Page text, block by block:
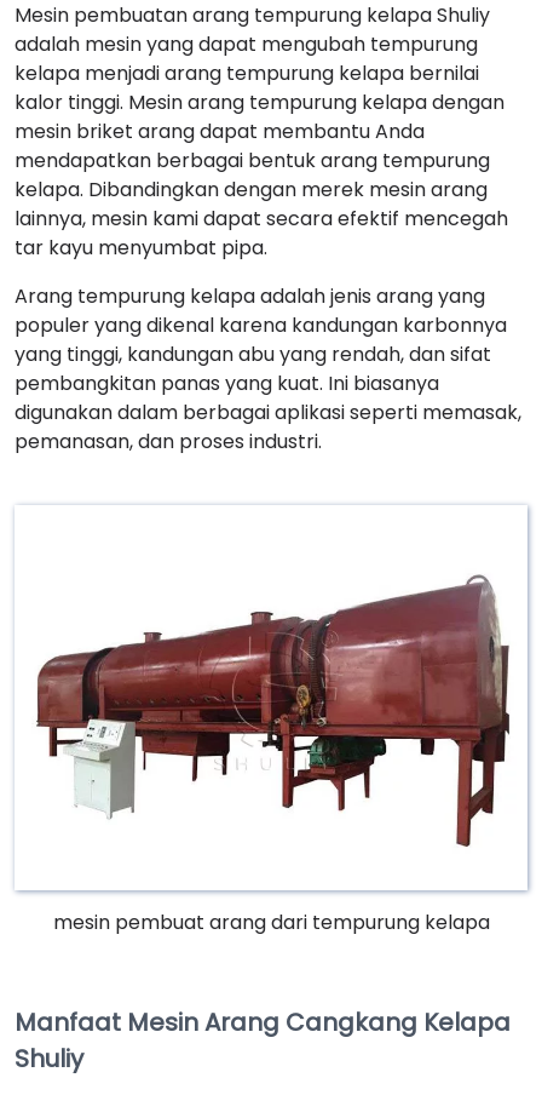
Mesin pembuatan arang tempurung kelapa Shuliy
adalah mesin yang dapat mengubah tempurung
kelapa menjadi arang tempurung kelapa bernilai
kalor tinggi. Mesin arang tempurung kelapa dengan
mesin briket arang dapat membantu Anda
mendapatkan berbagai bentuk arang tempurung
kelapa. Dibandingkan dengan merek mesin arang
lainnya, mesin kami dapat secara efektif mencegah
tar kayu menyumbat pipa.
Arang tempurung kelapa adalah jenis arang yang
populer yang dikenal karena kandungan karbonnya
yang tinggi, kandungan abu yang rendah, dan sifat
pembangkitan panas yang kuat. Ini biasanya
digunakan dalam berbagai aplikasi seperti memasak,
pemanasan, dan proses industri.
mesin pembuat arang dari tempurung kelapa
Manfaat Mesin Arang Cangkang Kelapa
Shuliy